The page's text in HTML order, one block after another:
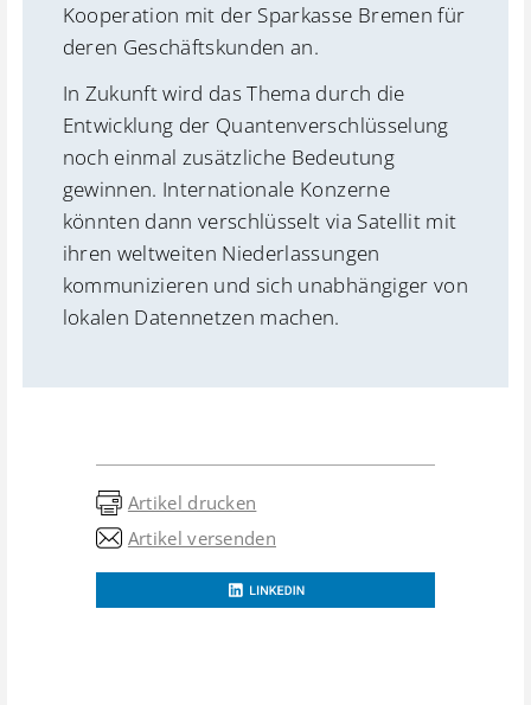
Kooperation mit der Sparkasse Bremen für
deren Geschäftskunden an.
In Zukunft wird das Thema durch die
Entwicklung der Quantenverschlüsselung
noch einmal zusätzliche Bedeutung
gewinnen. Internationale Konzerne
könnten dann verschlüsselt via Satellit mit
ihren weltweiten Niederlassungen
kommunizieren und sich unabhängiger von
lokalen Datennetzen machen.
Artikel drucken
Artikel versenden